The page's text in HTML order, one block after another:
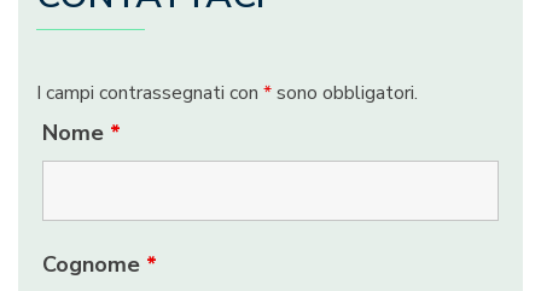
I campi contrassegnati con *sono obbligatori.
Nome *
Cognome *